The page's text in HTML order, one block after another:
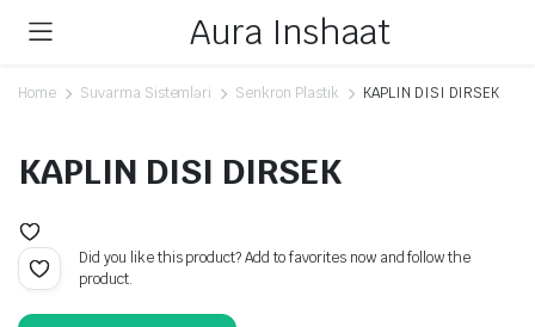
Aura Inshaat
Home Suvarma Sistemləri Senkron Plastik KAPLIN DISI DIRSEK
KAPLIN DISI DIRSEK
Did you like this product? Add to favorites now and follow the
product.